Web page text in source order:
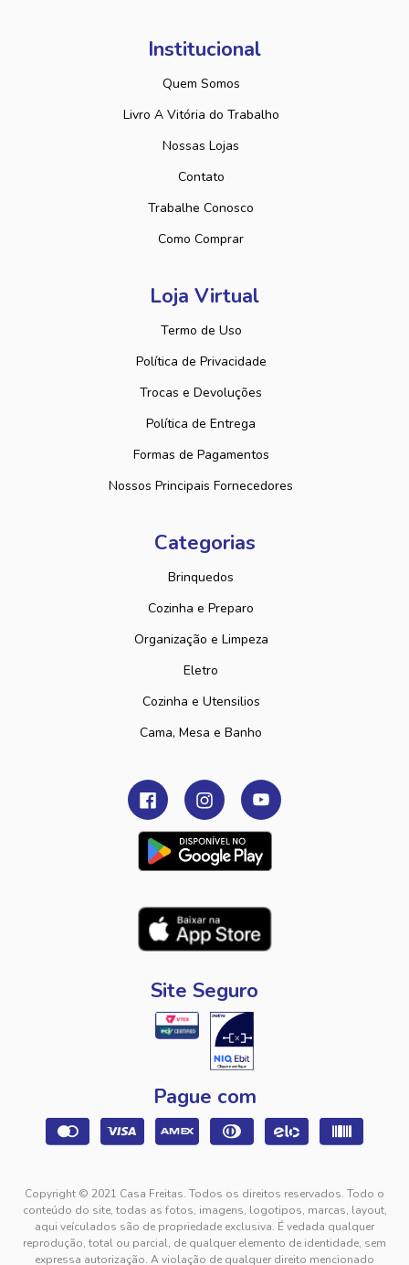
Institucional
Quem Somos
Livro A Vitória do Trabalho
Nossas Lojas
Contato
Trabalhe Conosco
Como Comprar
Loja Virtual
Termo de Uso
Política de Privacidade
Trocas e Devoluções
Política de Entrega
Formas de Pagamentos
Nossos Principais Fornecedores
Categorias
Brinquedos
Cozinha e Preparo
Organização e Limpeza
Eletro
Cozinha e Utensilios
Cama, Mesa e Banho
Site Seguro
Pague com
Copyright © 2021 Casa Freitas. Todos os direitos reservados. Todo o
conteúdo do site, todas as fotos, imagens, logotipos, marcas, layout,
aqui veículados são de propriedade exclusiva. É vedada qualquer
reprodução, total ou parcial, de qualquer elemento de identidade, sem
expressa autorização. A violação de qualquer direito mencionado